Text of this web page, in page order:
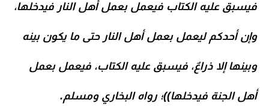
فيسبق عليه الكتاب فيعمل بعمل أهل النار فيدخلها،
وإن أحدكم ليعمل بعمل أهل النار حتى ما يكون بينه
وبينها إلا ذراعٌ، فيسبق عليه الكتاب، فيعمل بعمل
أهل الجنة فيدخلها))؛ رواه البخاري ومسلم.